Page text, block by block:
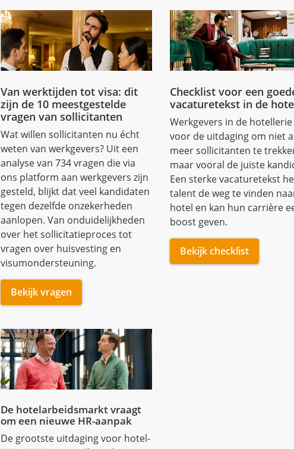
zijn de 10 meestgestelde
vragen van sollicitanten
Wat willen sollicitanten nu écht
weten van werkgevers? Uit een
analyse van 734 vragen die via
gesteld, blijkt dat veel kandidaten
tegen dezelfde onzekerheden
aanlopen. Van onduidelijkheden
over het sollicitatieproces tot
vragen over huisvesting en
visumondersteuning.
Bekijk vragen
vacaturetekst in de
Werkgevers in de
voor de uitdaging om niet
meer sollicitanten te
maar vooral de juiste
talent de weg te vinden
hotel en kan hun carrière
boost geven.
Bekijk checklist
De grootste uitdaging voor hotel-
HR in 2026 is niet alleen dat
functies lastig invulbaar blijven.
Het onderliggende probleem is
steeds minder goed op elkaar
aan.